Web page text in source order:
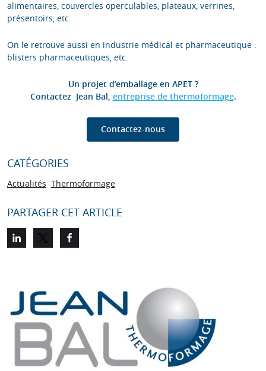
alimentaires, couvercles operculables, plateaux, verrines,
présentoirs, etc.
On le retrouve aussi en industrie médical et pharmaceutique :
blisters pharmaceutiques, etc.
Un projet d’emballage en APET ?
Contactez Jean Bal, entreprise de thermoformage.
Contactez-nous
CATÉGORIES
Actualités Thermoformage
PARTAGER CET ARTICLE
Partager sur LinkedInPartager sur Twitter